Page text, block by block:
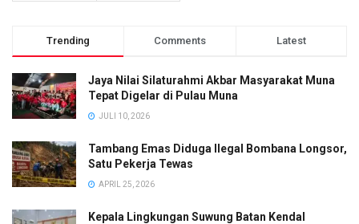
Trending Comments Latest
Jaya Nilai Silaturahmi Akbar Masyarakat Muna
Tepat Digelar di Pulau Muna
JULI 10, 2026
Tambang Emas Diduga Ilegal Bombana Longsor,
Satu Pekerja Tewas
APRIL 25, 2026
Kepala Lingkungan Suwung Batan Kendal